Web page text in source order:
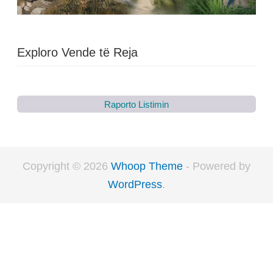
Exploro Vende të Reja
Raporto Listimin
Copyright © 2026 Whoop Theme - Powered by
WordPress.